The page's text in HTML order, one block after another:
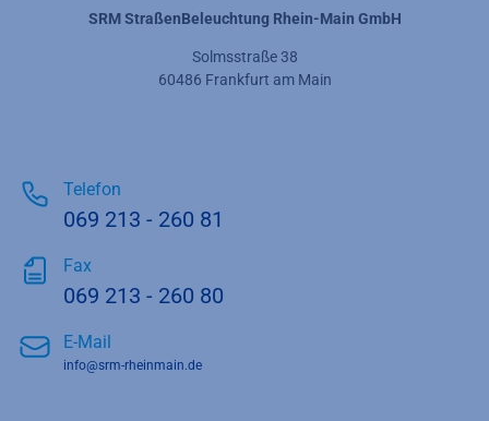
SRM StraßenBeleuchtung Rhein-Main GmbH
Solmsstraße 38
60486 Frankfurt am Main
Telefon
069 213 - 260 81
Fax
069 213 - 260 80
E-Mail
info@srm-rheinmain.de